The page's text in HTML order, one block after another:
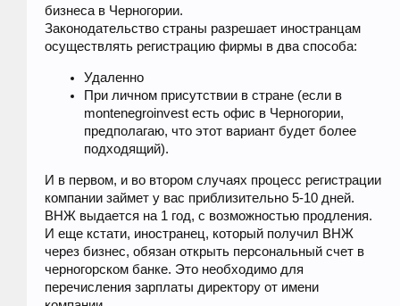
бизнеса в Черногории.
Законодательство страны разрешает иностранцам
осуществлять регистрацию фирмы в два способа:
Удаленно
При личном присутствии в стране (если в
montenegroinvest есть офис в Черногории,
предполагаю, что этот вариант будет более
подходящий).
И в первом, и во втором случаях процесс регистрации
компании займет у вас приблизительно 5-10 дней.
ВНЖ выдается на 1 год, с возможностью продления.
И еще кстати, иностранец, который получил ВНЖ
через бизнес, обязан открыть персональный счет в
черногорском банке. Это необходимо для
перечисления зарплаты директору от имени